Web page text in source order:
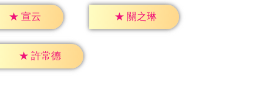
★ 宣云 ★ 關之琳
★ 許常德